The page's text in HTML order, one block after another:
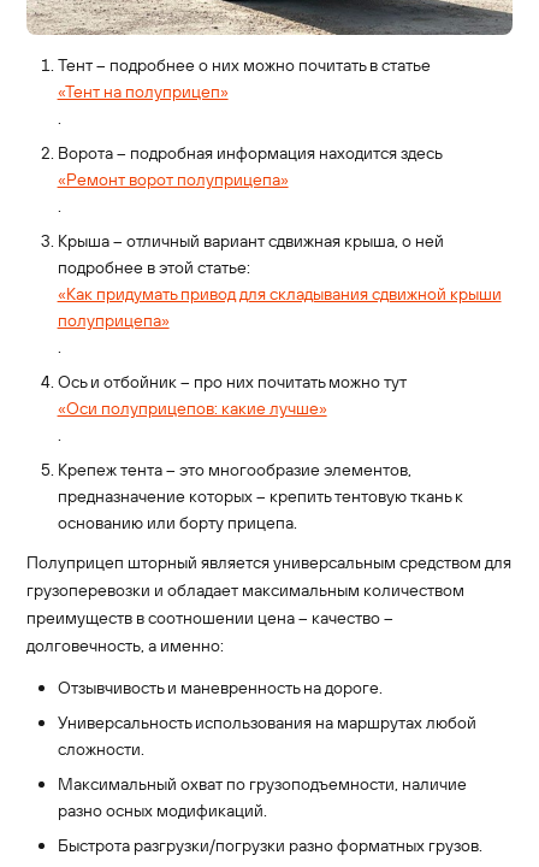
Тент – подробнее о них можно почитать в статье
«Тент на полуприцеп»
.
Ворота – подробная информация находится здесь
«Ремонт ворот полуприцепа»
.
Крыша – отличный вариант сдвижная крыша, о ней
подробнее в этой статье:
«Как придумать привод для складывания сдвижной крыши
полуприцепа»
.
Ось и отбойник – про них почитать можно тут
«Оси полуприцепов: какие лучше»
.
Крепеж тента – это многообразие элементов,
предназначение которых – крепить тентовую ткань к
основанию или борту прицепа.
Полуприцеп шторный является универсальным средством для
грузоперевозки и обладает максимальным количеством
преимуществ в соотношении цена – качество –
долговечность, а именно:
Отзывчивость и маневренность на дороге.
Универсальность использования на маршрутах любой
сложности.
Максимальный охват по грузоподъемности, наличие
разно осных модификаций.
Быстрота разгрузки/погрузки разно форматных грузов.